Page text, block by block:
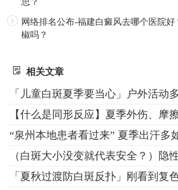
网络排名公布-福建白癜风去哪个医院
椒吗？
相关文章
「儿童白斑夏季要当心」户外活动
【什么是同形反应】夏季外伤、摩
“泉州本地患者看过来” 夏季出汗多
（白斑大小没变就代表安全？）隐
「夏秋过渡防白斑反扑」刚看到复